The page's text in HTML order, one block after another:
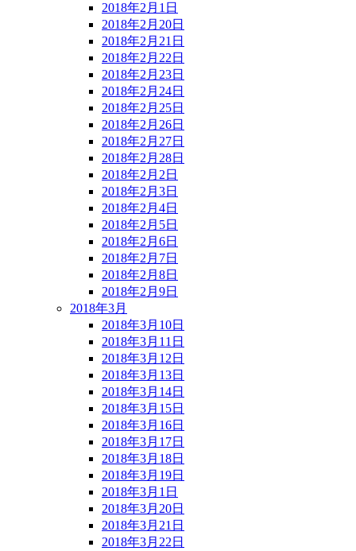
2018年2月1日
2018年2月20日
2018年2月21日
2018年2月22日
2018年2月23日
2018年2月24日
2018年2月25日
2018年2月26日
2018年2月27日
2018年2月28日
2018年2月2日
2018年2月3日
2018年2月4日
2018年2月5日
2018年2月6日
2018年2月7日
2018年2月8日
2018年2月9日
2018年3月
2018年3月10日
2018年3月11日
2018年3月12日
2018年3月13日
2018年3月14日
2018年3月15日
2018年3月16日
2018年3月17日
2018年3月18日
2018年3月19日
2018年3月1日
2018年3月20日
2018年3月21日
2018年3月22日